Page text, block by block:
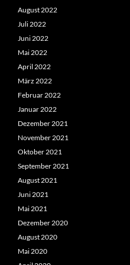
August 2022
Juli 2022
Juni 2022
Mai 2022
April 2022
März 2022
Februar 2022
Januar 2022
Dezember 2021
November 2021
Oktober 2021
September 2021
August 2021
Juni 2021
Mai 2021
Dezember 2020
August 2020
Mai 2020